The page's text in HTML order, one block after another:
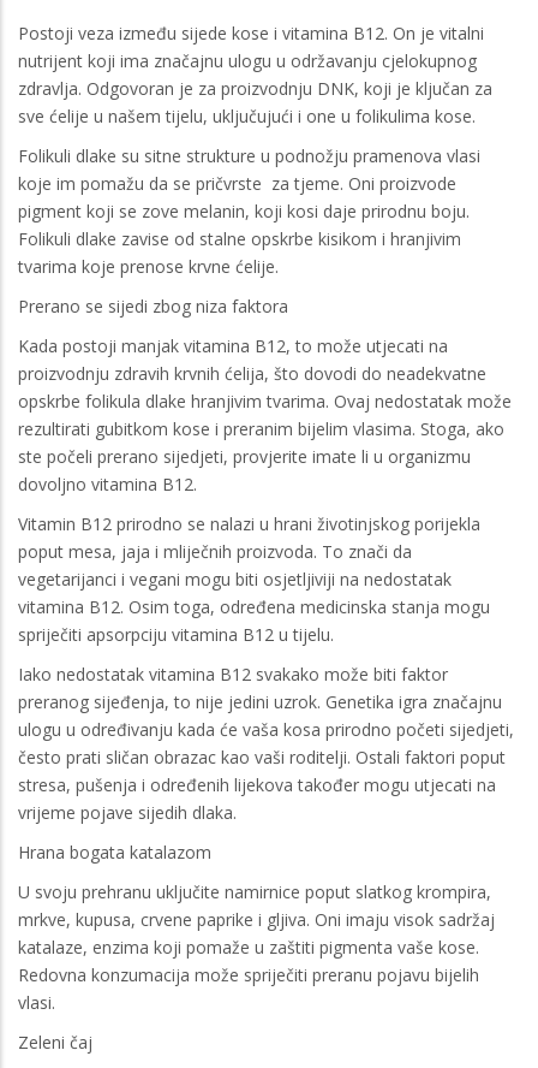
Postoji veza između sijede kose i vitamina B12. On je vitalni
nutrijent koji ima značajnu ulogu u održavanju cjelokupnog
zdravlja. Odgovoran je za proizvodnju DNK, koji je ključan za
sve ćelije u našem tijelu, uključujući i one u folikulima kose.
Folikuli dlake su sitne strukture u podnožju pramenova vlasi
koje im pomažu da se pričvrste za tjeme. Oni proizvode
pigment koji se zove melanin, koji kosi daje prirodnu boju.
Folikuli dlake zavise od stalne opskrbe kisikom i hranjivim
tvarima koje prenose krvne ćelije.
Prerano se sijedi zbog niza faktora
Kada postoji manjak vitamina B12, to može utjecati na
proizvodnju zdravih krvnih ćelija, što dovodi do neadekvatne
opskrbe folikula dlake hranjivim tvarima. Ovaj nedostatak može
rezultirati gubitkom kose i preranim bijelim vlasima. Stoga, ako
ste počeli prerano sijedjeti, provjerite imate li u organizmu
dovoljno vitamina B12.
Vitamin B12 prirodno se nalazi u hrani životinjskog porijekla
poput mesa, jaja i mliječnih proizvoda. To znači da
vegetarijanci i vegani mogu biti osjetljiviji na nedostatak
vitamina B12. Osim toga, određena medicinska stanja mogu
spriječiti apsorpciju vitamina B12 u tijelu.
Iako nedostatak vitamina B12 svakako može biti faktor
preranog sijeđenja, to nije jedini uzrok. Genetika igra značajnu
ulogu u određivanju kada će vaša kosa prirodno početi sijedjeti,
često prati sličan obrazac kao vaši roditelji. Ostali faktori poput
stresa, pušenja i određenih lijekova također mogu utjecati na
vrijeme pojave sijedih dlaka.
Hrana bogata katalazom
U svoju prehranu uključite namirnice poput slatkog krompira,
mrkve, kupusa, crvene paprike i gljiva. Oni imaju visok sadržaj
katalaze, enzima koji pomaže u zaštiti pigmenta vaše kose.
Redovna konzumacija može spriječiti preranu pojavu bijelih
vlasi.
Zeleni čaj